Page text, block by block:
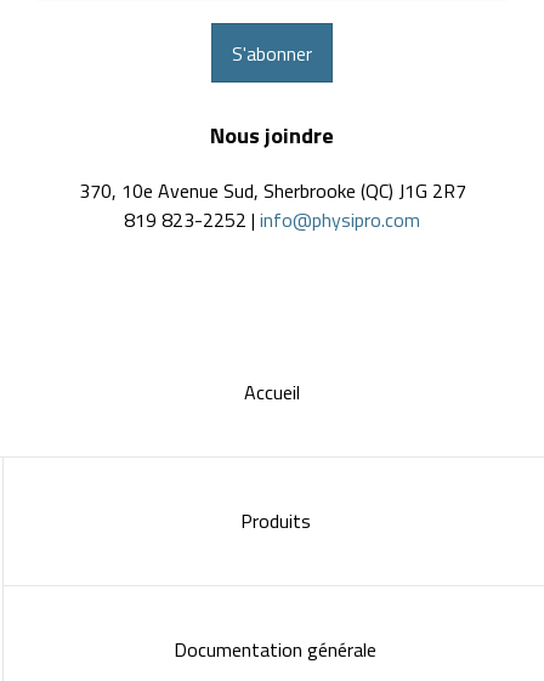
S'abonner
Nous joindre
370, 10e Avenue Sud, Sherbrooke (QC) J1G 2R7
819 823-2252 | info@physipro.com
Accueil
Produits
Documentation générale